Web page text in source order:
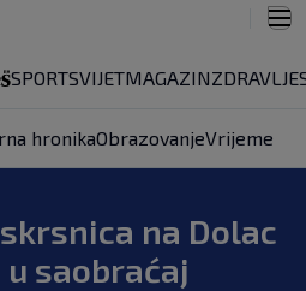
SPORTSVIJETMAGAZINZDRAVLJE
hronikaObrazovanjeVrijeme
na Dolac
saobraćaj